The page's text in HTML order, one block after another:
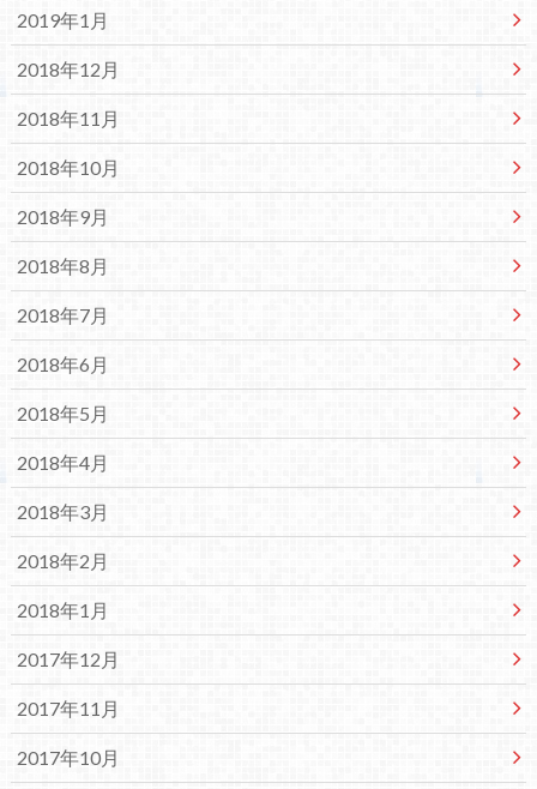
2019年1月
2018年12月
2018年11月
2018年10月
2018年9月
2018年8月
2018年7月
2018年6月
2018年5月
2018年4月
2018年3月
2018年2月
2018年1月
2017年12月
2017年11月
2017年10月